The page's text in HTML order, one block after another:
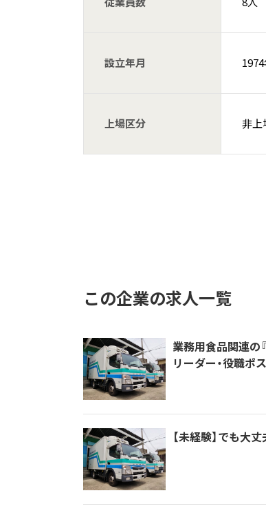
設立年月
上場区分 非上
この企業の求人一覧
業務用食品関連の
リーダー・役職ポ
【未経験】でも大